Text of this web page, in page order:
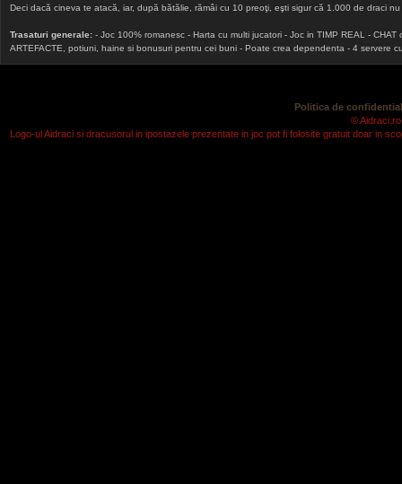
Deci dacă cineva te atacă, iar, după bătălie, rămâi cu 10 preoţi, eşti sigur că 1.000 de draci
Trasaturi generale: - Joc 100% romanesc - Harta cu multi jucatori - Joc in TIMP REAL -
ARTEFACTE, potiuni, haine si bonusuri pentru cei buni - Poate crea dependenta - 4 servere
Politica de
©
Logo-ul Aidraci si dracusorul in ipostazele prezentate in joc pot fi folosite gratuit doar in